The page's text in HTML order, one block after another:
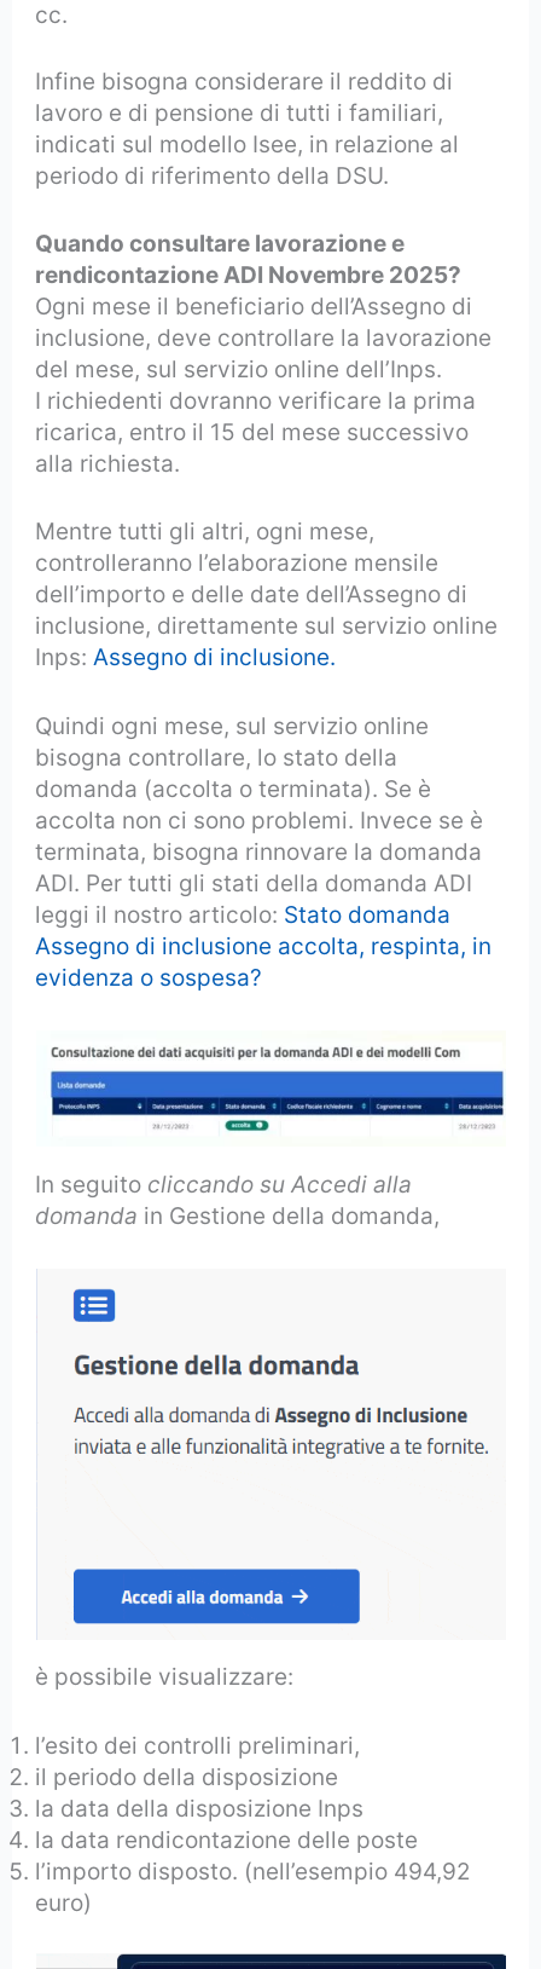
cc.
Infine bisogna considerare il reddito di
lavoro e di pensione di tutti i familiari,
indicati sul modello Isee, in relazione al
periodo di riferimento della DSU.
Quando consultare lavorazione e
rendicontazione ADI Novembre 2025?
Ogni mese il beneficiario dell’Assegno di
inclusione, deve controllare la lavorazione
del mese, sul servizio online dell’Inps.
I richiedenti dovranno verificare la prima
ricarica, entro il 15 del mese successivo
alla richiesta.
Mentre tutti gli altri, ogni mese,
controlleranno l’elaborazione mensile
dell’importo e delle date dell’Assegno di
inclusione, direttamente sul servizio online
Inps:Assegno di inclusione.
Quindi ogni mese, sul servizio online
bisogna controllare, lo stato della
domanda (accolta o terminata). Se è
accolta non ci sono problemi. Invece se è
terminata, bisogna rinnovare la domanda
ADI. Per tutti gli stati della domanda ADI
leggi il nostro articolo: Stato domanda
Assegno di inclusione accolta, respinta, in
evidenza o sospesa?
In seguito cliccando su Accedi alla
domanda in Gestione della domanda,
è possibile visualizzare:
l’esito dei controlli preliminari,
il periodo della disposizione
la data della disposizione Inps
la data rendicontazione delle poste
l’importo disposto. (nell’esempio 494,92
euro)